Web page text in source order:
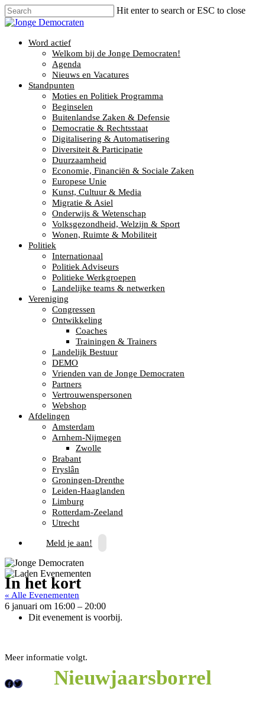
Hit enter to search or ESC to close
Word actief
Welkom bij de Jonge Democraten!
Agenda
Nieuws en Vacatures
Standpunten
Moties en Politiek Programma
Beginselen
Buitenlandse Zaken & Defensie
Democratie & Rechtsstaat
Digitalisering & Automatisering
Diversiteit & Participatie
Duurzaamheid
Economie, Financiën & Sociale Zaken
Europese Unie
Kunst, Cultuur & Media
Migratie & Asiel
Onderwijs & Wetenschap
Volksgezondheid, Welzijn & Sport
Wonen, Ruimte & Mobiliteit
Politiek
Internationaal
Politiek Adviseurs
Politieke Werkgroepen
Landelijke teams & netwerken
Vereniging
Congressen
Ontwikkeling
Coaches
Trainingen & Trainers
Landelijk Bestuur
DEMO
Vrienden van de Jonge Democraten
Partners
Vertrouwenspersonen
Webshop
Afdelingen
Amsterdam
Arnhem-Nijmegen
Zwolle
Brabant
Fryslân
Groningen-Drenthe
Leiden-Haaglanden
Limburg
Rotterdam-Zeeland
Utrecht
Meld je aan!
« Alle Evenementen
Dit evenement is voorbij.
Nieuwjaarsborrel
In het kort
6 januari om 16:00 – 20:00
Meer informatie volgt.
F T